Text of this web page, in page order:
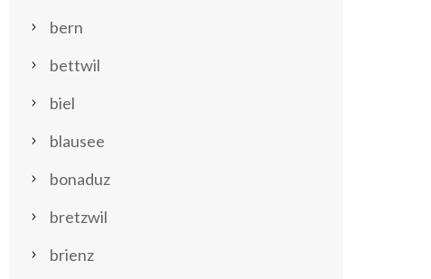
bern
bettwil
biel
blausee
bonaduz
bretzwil
brienz